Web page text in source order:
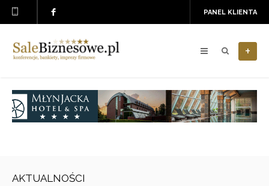
PANEL KLIENTA
+
AKTUALNOŚCI